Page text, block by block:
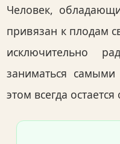
Человек,
привязан к плодам
исключительно
заниматься
этом всегда